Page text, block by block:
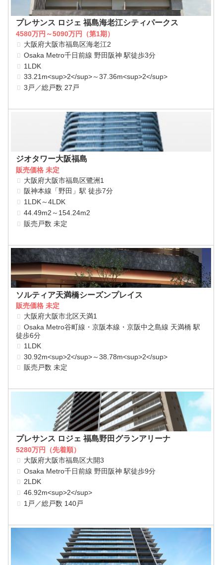
プレサンス ロジェ 福島海老江シティパークス
4580万円～5090万円（第1期）
大阪府大阪市福島区海老江2
Osaka Metro千日前線 野田阪神 駅徒歩3分
1LDK
33.21m<sup>2</sup>～37.36m<sup>2</sup>
3戸／総戸数 27戸
ジオタワー大阪福島
販売価格 未定
大阪府大阪市福島区鷺洲1
阪神本線「野田」駅 徒歩7分
1LDK～4LDK
44.49m2～154.24m2
販売戸数 未定
ソルティア天満橋シーズンプレイス
販売価格 未定
大阪府大阪市北区天満1
Osaka Metro谷町線・京阪本線・京阪中之島線 天満橋 駅
徒歩6分
1LDK
30.92m<sup>2</sup>～38.78m<sup>2</sup>
販売戸数 未定
プレサンス ロジェ 福島野田グランアリーナ
5280万円（先着順）
大阪府大阪市福島区大開3
Osaka Metro千日前線 野田阪神 駅徒歩9分
2LDK
46.92m<sup>2</sup>
1戸／総戸数 140戸